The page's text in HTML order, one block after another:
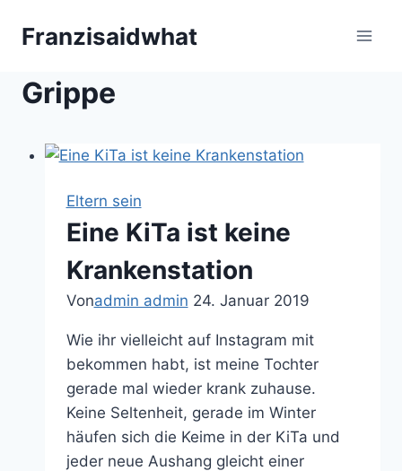
InhaltFranzisaidwhat
Grippe
Eltern sein
Eine KiTa ist keine
Krankenstation
Vonadmin admin 24. Januar 2019
Wie ihr vielleicht auf Instagram mit
bekommen habt, ist meine Tochter
gerade mal wieder krank zuhause.
Keine Seltenheit, gerade im Winter
häufen sich die Keime in der KiTa und
jeder neue Aushang gleicht einer